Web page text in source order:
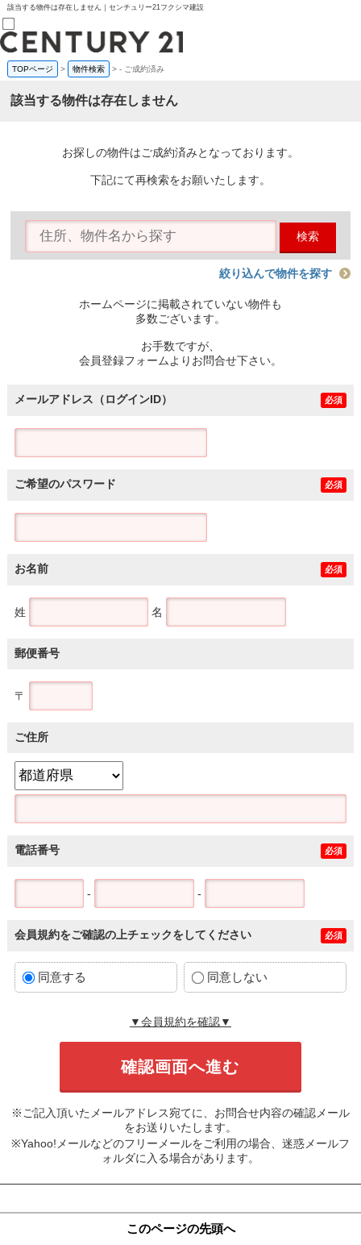
該当する物件は存在しません｜センチュリー21フクシマ建設
売買部
0120-800-844
賃貸部
会員メニュー
物件を探す
購入TOP
条件から探す
住宅ローン控除シミュレータ
TOPページ > 物件検索 >- ご成約済み
該当する物件は存在しません
お探しの物件はご成約済みとなっております。
下記にて再検索をお願いたします。
検索
絞り込んで物件を探す
ホームページに掲載されていない物件も
多数ございます。
お手数ですが、
会員登録フォームよりお問合せ下さい。
メールアドレス（ログインID） 必須
ご希望のパスワード 必須
お名前 必須
姓 名
郵便番号
〒
ご住所
電話番号 必須
- -
会員規約をご確認の上チェックをしてください 必須
同意する 同意しない
▼会員規約を確認▼
※ご記入頂いたメールアドレス宛てに、お問合せ内容の確認メール
をお送りいたします。
※Yahoo!メールなどのフリーメールをご利用の場合、迷惑メールフ
ォルダに入る場合があります。
このページの先頭へ